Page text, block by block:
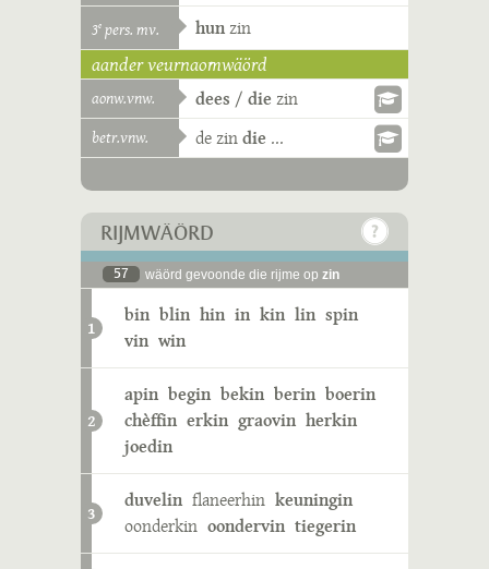
3e pers. mv. hunzin
aander veurnaomwäörd
aonw.vnw. dees / die zin
betr.vnw. dezindie ...
RIJMWÄÖRD
57 wäörd gevoonde die rijme op zin
1
bin blin hin in kin lin spin
vin win
2
apin begin bekin berin boerin
chèffin erkin graovin herkin
joedin
3
duvelin flaneerhin keuningin
oonderkin oondervin tiegerin